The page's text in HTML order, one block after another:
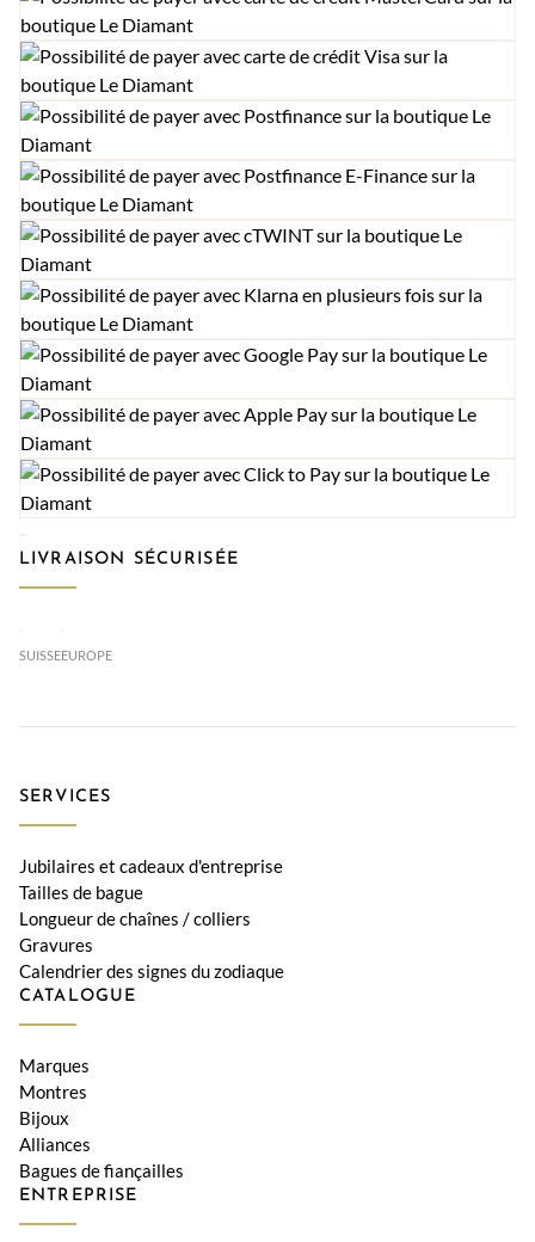
LIVRAISON SÉCURISÉE
SUISSEEUROPE
SERVICES
Jubilaires et cadeaux d'entreprise
Tailles de bague
Longueur de chaînes / colliers
Gravures
Calendrier des signes du zodiaque
CATALOGUE
Marques
Montres
Bijoux
Alliances
Bagues de fiançailles
ENTREPRISE